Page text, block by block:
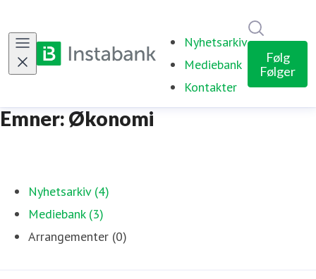
Nyhetsarkiv
Mediebank
Kontakter
Følg
Følger
Emner: Økonomi
Nyhetsarkiv (4)
Mediebank (3)
Arrangementer (0)